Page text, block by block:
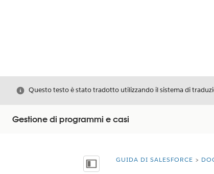
Chiudi
Questo testo è stato tradotto utilizzando il sistema di
Gestione di programmi e casi
Mostra sommario
Ti trovi qui:
GUIDA DI SALESFORCE